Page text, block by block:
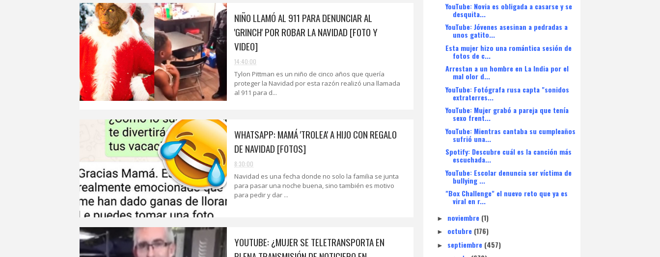
NIÑO LLAMÓ AL 911 PARA DENUNCIAR AL
'GRINCH' POR ROBAR LA NAVIDAD [FOTO Y
VIDEO]
14:40:00
Tylon Pittman es un niño de cinco años que quería
proteger la Navidad por esta razón realizó una llamada
al 911 para d...
WHATSAPP: MAMÁ 'TROLEA' A HIJO CON REGALO
DE NAVIDAD [FOTOS]
8:30:00
Navidad es una fecha donde no solo la familia se junta
para pasar una noche buena, sino también es motivo
para pedir y dar ...
YOUTUBE: ¿MUJER SE TELETRANSPORTA EN
YouTube: Novia es obligada a casarse y se
desquita...
YouTube: Jóvenes asesinan a pedradas a
unos gatito...
Esta mujer hizo una romántica sesión de
fotos de c...
Arrestan a un hombre en La India por el
mal olor d...
YouTube: Fotógrafa rusa capta "sonidos
extraterres...
YouTube: Mujer grabó a pareja que tenía
sexo frent...
YouTube: Mientras cantaba su cumpleaños
sufrió una...
Spotify: Descubre cuál es la canción más
escuchada...
YouTube: Escolar denuncia ser víctima de
bullying ...
"Box Challenge" el nuevo reto que ya es
viral en r...
► noviembre (1)
► octubre (176)
► septiembre (457)